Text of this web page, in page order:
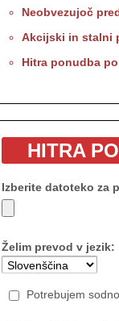
Neobvezujoč
Akcijski in stalni
Hitra ponudba
HITRA
Izberite datoteko za
Želim prevod v jezik:
Potrebujem